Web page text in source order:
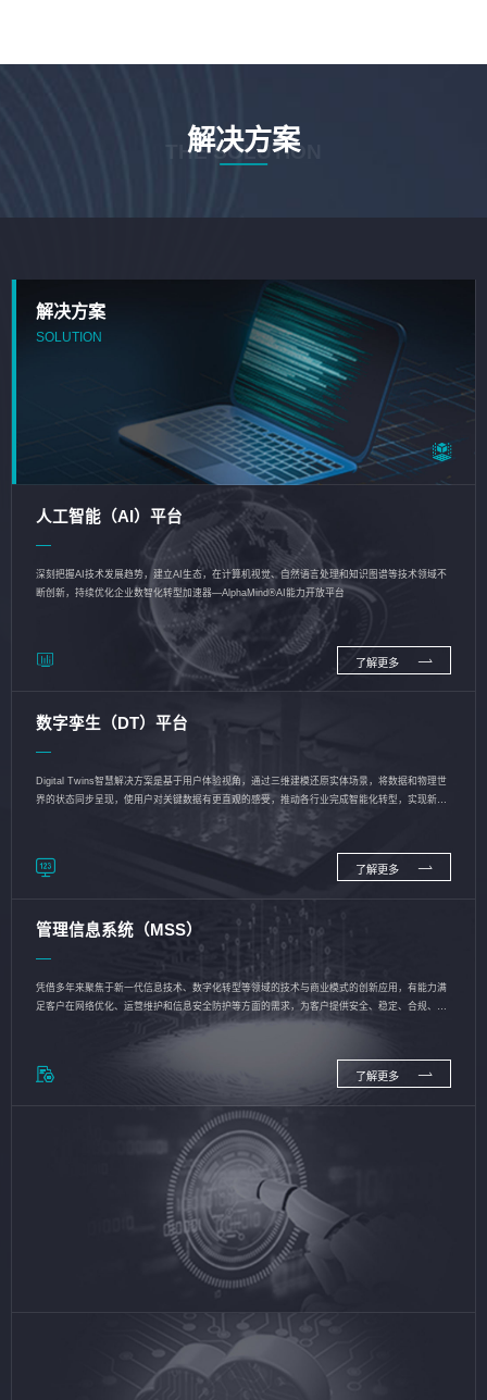
解决方案
THE SOLUTION
解决方案
SOLUTION
人工智能（AI）平台
深刻把握AI技术发展趋势，建立AI生态，在计算机视觉、自然语言处理和知识图谱等技术领域不
断创新，持续优化企业数智化转型加速器—AlphaMind®AI能力开放平台
了解更多
数字孪生（DT）平台
Digital Twins智慧解决方案是基于用户体验视角，通过三维建模还原实体场景，将数据和物理世
界的状态同步呈现，使用户对关键数据有更直观的感受，推动各行业完成智能化转型，实现新旧
了解更多
管理信息系统（MSS）
凭借多年来聚焦于新一代信息技术、数字化转型等领域的技术与商业模式的创新应用，有能力满
足客户在网络优化、运营维护和信息安全防护等方面的需求，为客户提供安全、稳定、合规、持
了解更多